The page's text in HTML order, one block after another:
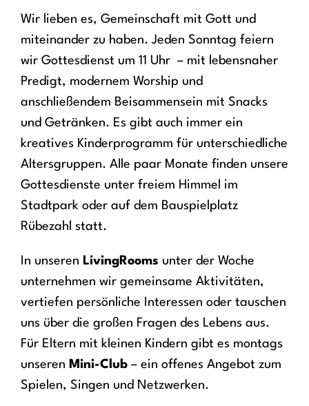
Wir lieben es, Gemeinschaft mit Gott und
miteinander zu haben. Jeden Sonntag feiern
wir Gottesdienst um 11 Uhr – mit lebensnaher
Predigt, modernem Worship und
anschließendem Beisammensein mit Snacks
und Getränken. Es gibt auch immer ein
kreatives Kinderprogramm für unterschiedliche
Altersgruppen. Alle paar Monate finden unsere
Gottesdienste unter freiem Himmel im
Stadtpark oder auf dem Bauspielplatz
Rübezahl statt.
In unseren LivingRooms unter der Woche
unternehmen wir gemeinsame Aktivitäten,
vertiefen persönliche Interessen oder tauschen
uns über die großen Fragen des Lebens aus.
Für Eltern mit kleinen Kindern gibt es montags
unseren Mini-Club– ein offenes Angebot zum
Spielen, Singen und Netzwerken.